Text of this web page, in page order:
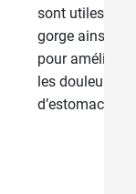
sont utiles
gorge ainsi
pour
les douleurs
d’estomac.